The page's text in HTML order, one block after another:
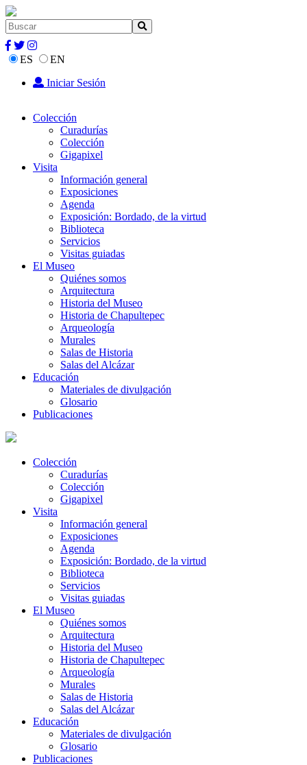
ES
EN
Iniciar Sesión
Colección
Curadurías
Colección
Gigapixel
Visita
Información general
Exposiciones
Agenda
Exposición: Bordado, de la virtud
Biblioteca
Servicios
Visitas guiadas
El Museo
Quiénes somos
Arquitectura
Historia del Museo
Historia de Chapultepec
Arqueología
Murales
Salas de Historia
Salas del Alcázar
Educación
Materiales de divulgación
Glosario
Publicaciones
Colección
Curadurías
Colección
Gigapixel
Visita
Información general
Exposiciones
Agenda
Exposición: Bordado, de la virtud
Biblioteca
Servicios
Visitas guiadas
El Museo
Quiénes somos
Arquitectura
Historia del Museo
Historia de Chapultepec
Arqueología
Murales
Salas de Historia
Salas del Alcázar
Educación
Materiales de divulgación
Glosario
Publicaciones